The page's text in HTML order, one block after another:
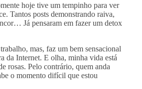
hoje tive um tempinho para ver
Tantos posts demonstrando raiva,
Já pensaram em fazer um detox
mas, faz um bem sensacional
da Internet. E olha, minha vida está
rosas. Pelo contrário, quem anda
o momento difícil que estou